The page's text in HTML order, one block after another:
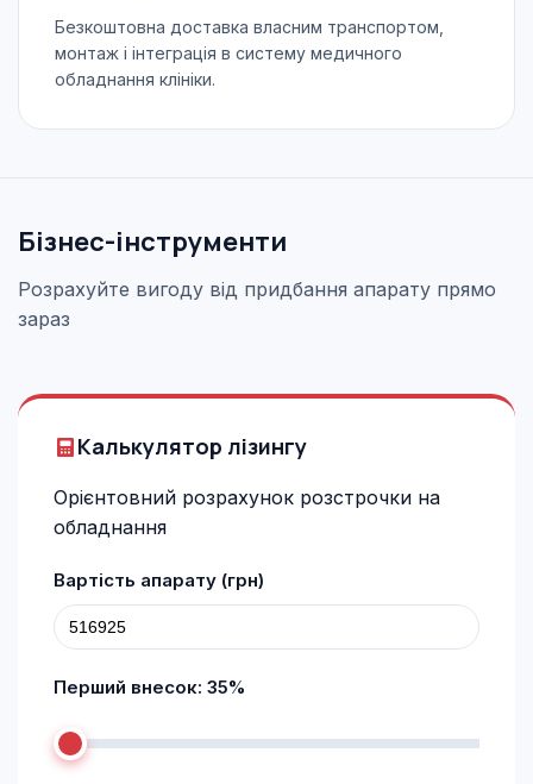
Безкоштовна доставка власним транспортом,
монтаж і інтеграція в систему медичного
обладнання клініки.
Бізнес-інструменти
Розрахуйте вигоду від придбання апарату прямо
зараз
Калькулятор лізингу
Орієнтовний розрахунок розстрочки на
обладнання
Вартість апарату (грн)
Перший внесок: 35%